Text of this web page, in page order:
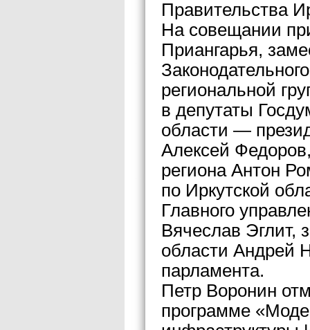
Правительства
На совещании
Приангарья,
региональной
в депутаты
области —
Алексей
региона Антон
по Иркутской
Главного
Вячеслав Эглит,
области Андрей
парламента.
Петр Воронин
программе